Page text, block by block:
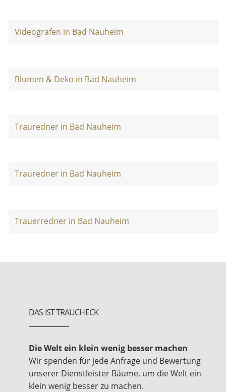
Videografen in Bad Nauheim
Blumen & Deko in Bad Nauheim
Trauredner in Bad Nauheim
Trauredner in Bad Nauheim
Trauerredner in Bad Nauheim
DAS IST TRAUCHECK
Die Welt ein klein wenig besser machen
Wir spenden für jede Anfrage und Bewertung
unserer Dienstleister Bäume, um die Welt ein
klein wenig besser zu machen.